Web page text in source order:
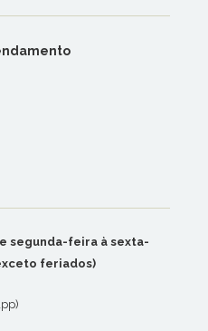
segunda-feira à sexta-
feriados)